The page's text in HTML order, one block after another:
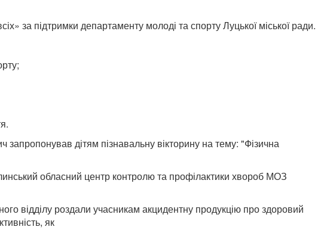
за підтримки департаменту молоді та спорту Луцької міської ради.
дітям пізнавальну вікторину на тему: "Фізична
обласний центр контролю та профілактики хвороб МОЗ
відділу роздали учасникам акцидентну продукцію про здоровий
як